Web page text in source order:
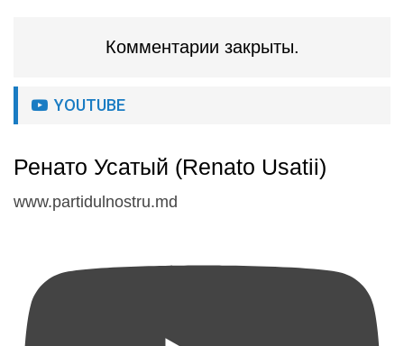
Комментарии закрыты.
YOUTUBE
Ренато Усатый (Renato Usatii)
www.partidulnostru.md